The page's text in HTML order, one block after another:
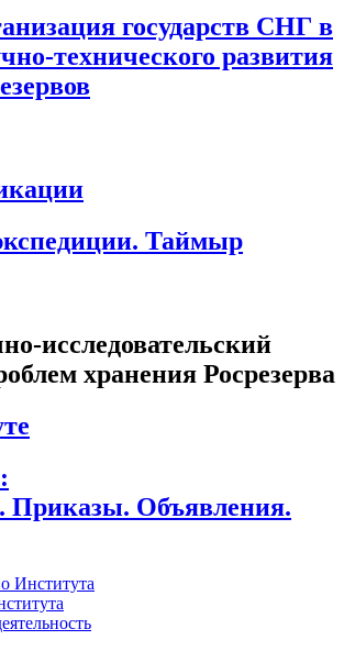
государств СНГ в
технического развития
Таймыр
исследовательский
хранения Росрезерва
Приказы. Объявления.
Института